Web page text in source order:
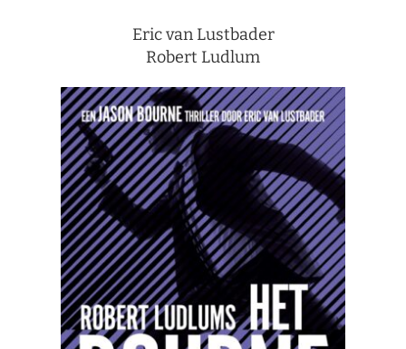
Eric van Lustbader
Robert Ludlum